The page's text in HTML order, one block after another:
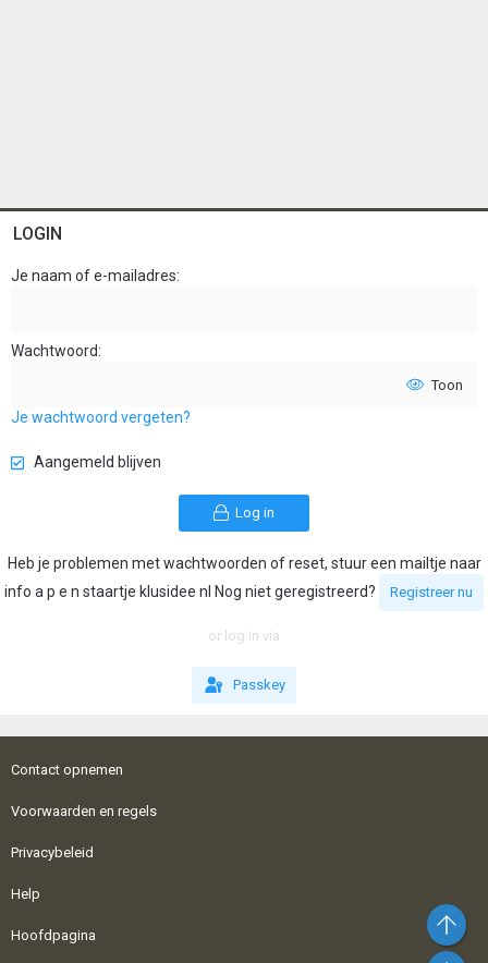
LOGIN
Je naam of e-mailadres
Wachtwoord
Toon
Je wachtwoord vergeten?
Aangemeld blijven
Log in
Heb je problemen met wachtwoorden of reset, stuur een mailtje naar
info a p e n staartje klusidee nl Nog niet geregistreerd?
Registreer nu
or log in via
Passkey
Contact opnemen
Voorwaarden en regels
Privacybeleid
Help
Hoofdpagina